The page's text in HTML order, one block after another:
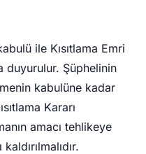
ile Kısıtlama Emri
duyurulur. Şüphelinin
kabulüne kadar
Kararı
amacı tehlikeye